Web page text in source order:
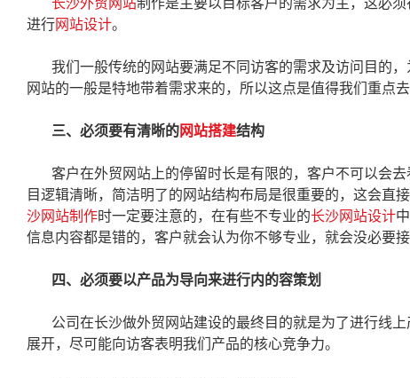
长沙外贸网站制作是主要以目标客户的需求为主，这必
进行网站设计。
我们一般传统的网站要满足不同访客的需求及访问目的
网站的一般是特地带着需求来的，所以这点是值得我们重点去
三、必须要有清晰的网站搭建结构
客户在外贸网站上的停留时长是有限的，客户不可以会
目逻辑清晰，简洁明了的网站结构布局是很重要的，这会直
沙网站制作时一定要注意的，在有些不专业的长沙网站设计
信息内容都是错的，客户就会认为你不够专业，就会没必要接
四、必须要以产品为导向来进行内的容策划
公司在长沙做外贸网站建设的最终目的就是为了进行线
展开，尽可能向访客表明我们产品的核心竞争力。